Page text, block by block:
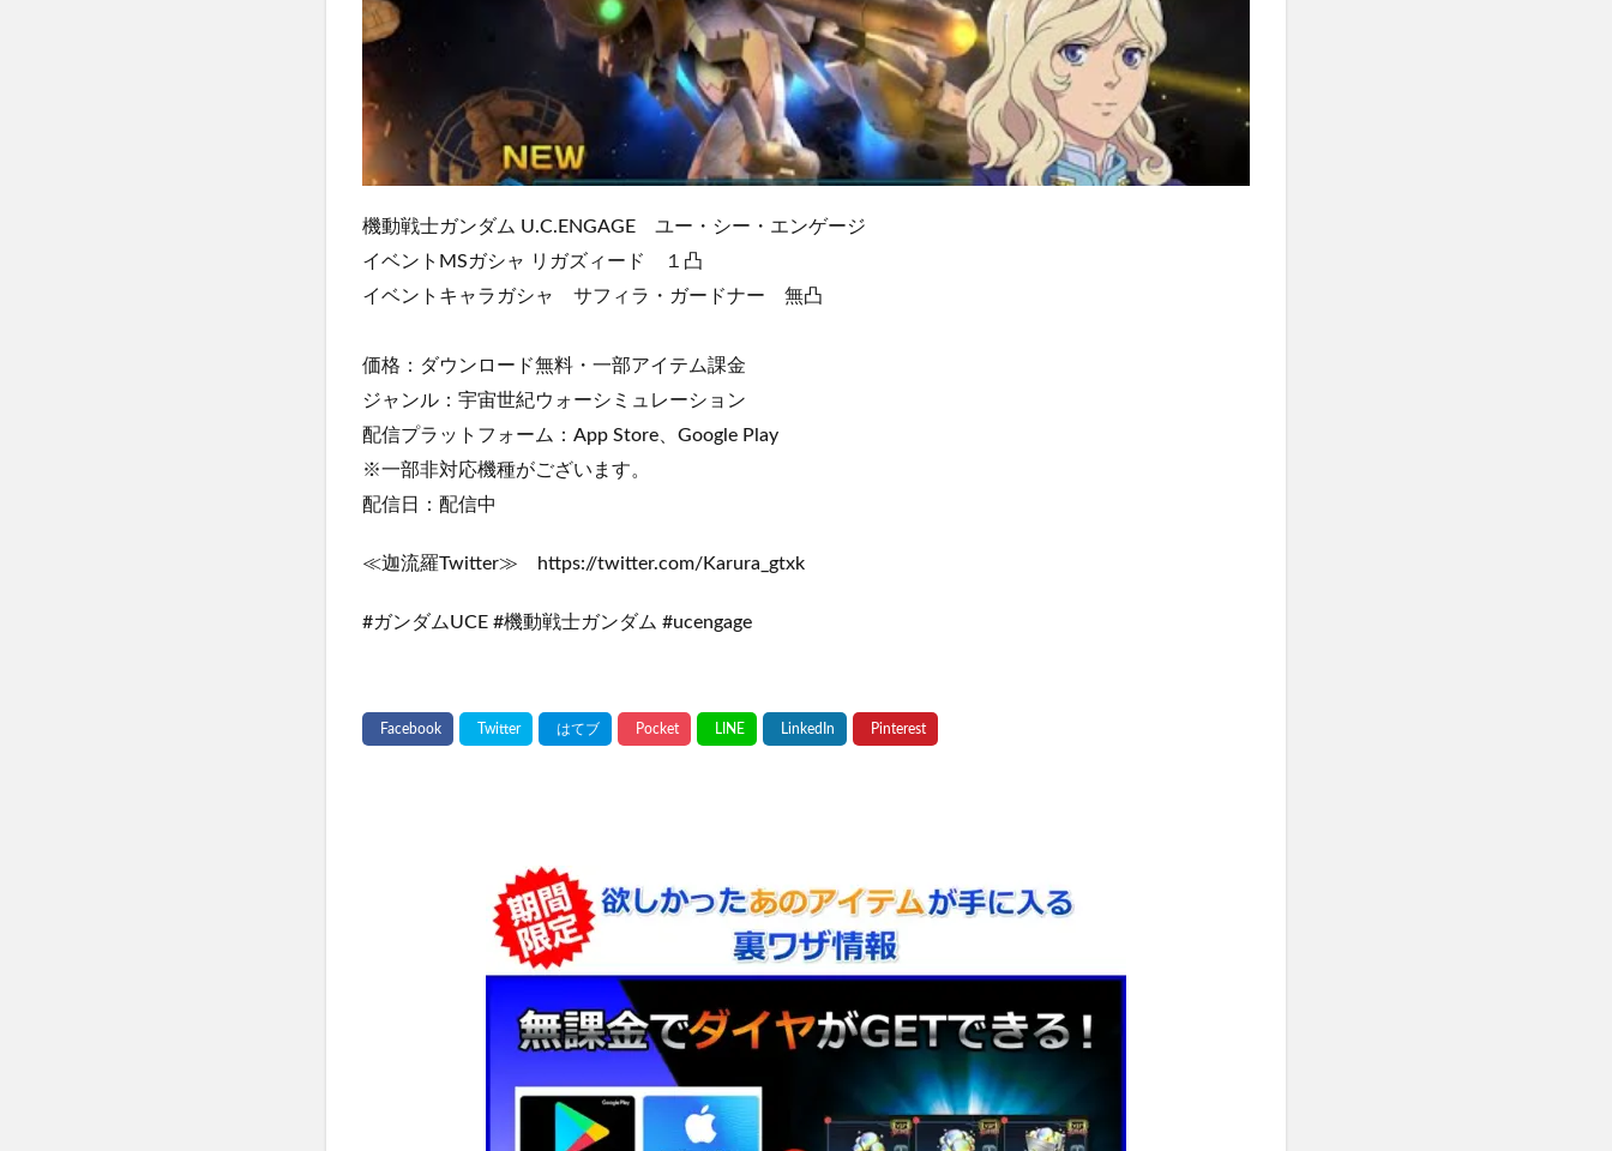
機動戦士ガンダム U.C.ENGAGE ユー・シー・エンゲージ
イベントMSガシャ リガズィード １凸
イベントキャラガシャ サフィラ・ガードナー 無凸
価格：ダウンロード無料・一部アイテム課金
ジャンル：宇宙世紀ウォーシミュレーション
配信プラットフォーム：App Store、Google Play
※一部非対応機種がございます。
配信日：配信中
≪迦流羅Twitter≫ https://twitter.com/Karura_gtxk
#ガンダムUCE #機動戦士ガンダム #ucengage